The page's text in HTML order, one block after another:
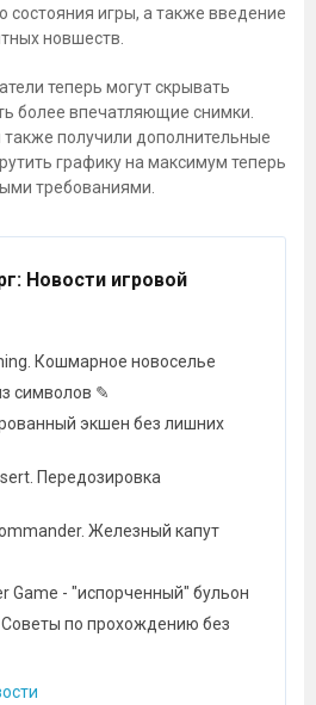
состояния игры, а также введение
новшеств.
теперь могут скрывать
более впечатляющие снимки.
также получили дополнительные
графику на максимум теперь
требованиями.
: Новости игровой
Кошмарное новоселье
символов ✎
экшен без лишних
Передозировка
Железный капут
Game - "испорченный" бульон
Советы по прохождению без